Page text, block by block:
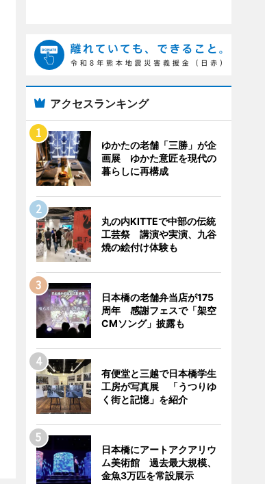
アクセスランキング
ゆかたの老舗「三勝」が企
画展 ゆかた意匠を現代の
暮らしに再構成
丸の内KITTEで中部の伝統
工芸祭 講演や実演、九谷
焼の絵付け体験も
日本橋の老舗弁当店が175
周年 感謝フェスで「架空
CMソング」披露も
有便堂と三越で日本橋学生
工房が写真展 「うつりゆ
く街と記憶」を紹介
日本橋にアートアクアリウ
ム美術館 過去最大規模、
金魚3万匹を常設展示